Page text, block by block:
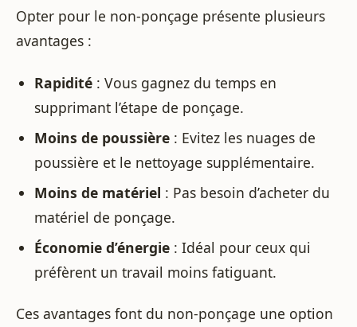
Opter pour le non-ponçage présente plusieurs
avantages :
Rapidité: Vous gagnez du temps en
supprimant l’étape de ponçage.
Moins de poussière: Evitez les nuages de
poussière et le nettoyage supplémentaire.
Moins de matériel : Pas besoin d’acheter du
matériel de ponçage.
Économie d’énergie: Idéal pour ceux qui
préfèrent un travail moins fatiguant.
Ces avantages font du non-ponçage une option